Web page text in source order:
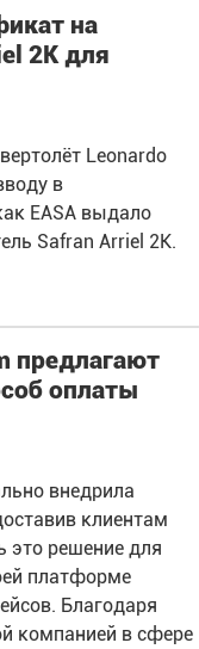
на
2K для
Leonardo
в
EASA выдало
Safran Arriel 2K.
предлагают
оплаты
внедрила
клиентам
это решение для
платформе
Благодаря
компанией в сфере